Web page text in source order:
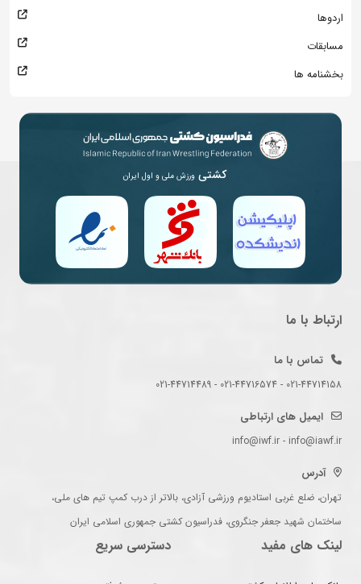
اردوها
مسابقات
بخشنامه ها
کشتی ورزش ملی و اول ایران
ارتباط با ما
تماس با ما
021-44714158 - 021-44716574 - 021-44714489
ایمیل های ارتباطی
info@iwf.ir - info@iawf.ir
آدرس
تهران، ضلع غربی استادیوم ورزشی آزادی، بالاتر از درب کمپ تیم های ملی،
ساختمان شهید جعفر جنگروی، فدراسیون کشتی جمهوری اسلامی ایران
لینک های مفید دسترسی سریع